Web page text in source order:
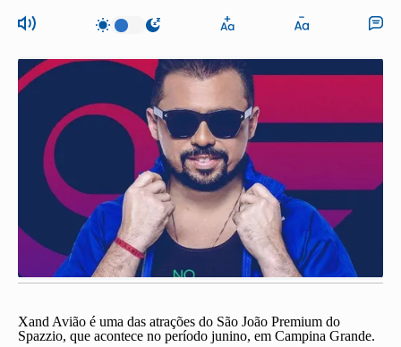
Xand Avião é uma das atrações do São João Premium do
Spazzio, que acontece no período junino, em Campina Grande.